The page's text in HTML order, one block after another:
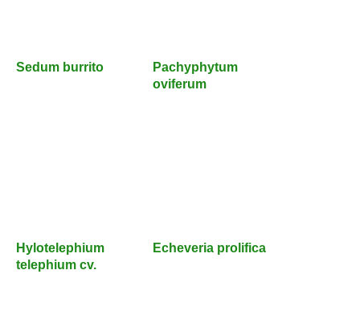
Sedum burrito
Pachyphytum
oviferum
Hylotelephium
telephium cv.
Echeveria prolifica